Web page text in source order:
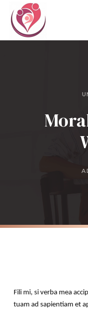
Fili mi, si verba mea
tuam ad sapientiam et